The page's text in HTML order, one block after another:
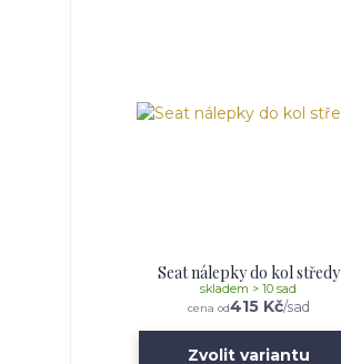
Seat nálepky do kol středy
cena od415 Kč/sad
skladem > 10 sad
Zvolit variantu